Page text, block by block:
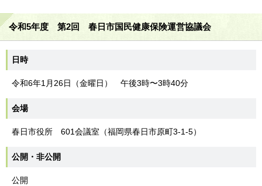
令和5年度 第2回 春日市国民健康保険運営協議会
日時
令和6年1月26日（金曜日） 午後3時〜3時40分
会場
春日市役所 601会議室（福岡県春日市原町3-1-5）
公開・非公開
公開